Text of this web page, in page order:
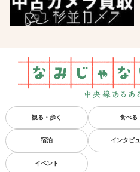
観る・歩く 食べる
宿泊 インタビ
イベント